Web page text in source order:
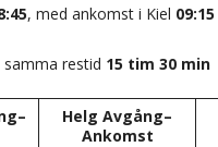
, med ankomst i Kiel 09:15
restid 15 tim 30 min
Helg Avgång–
Ankomst